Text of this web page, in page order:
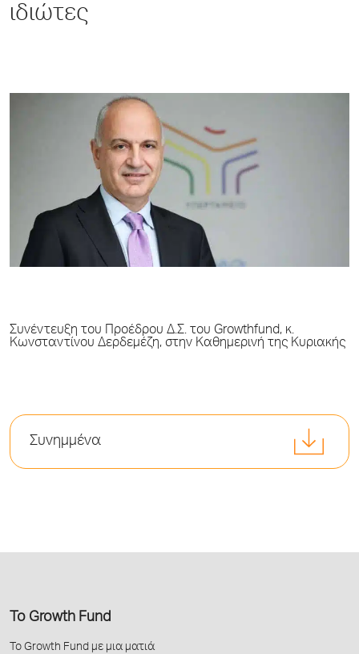
ιδιώτες
Συνέντευξη του Προέδρου Δ.Σ. του Growthfund, κ.
Κωνσταντίνου Δερδεμέζη, στην Καθημερινή της Κυριακής
Συνημμένα
Το Growth Fund
Το Growth Fund με μια ματιά